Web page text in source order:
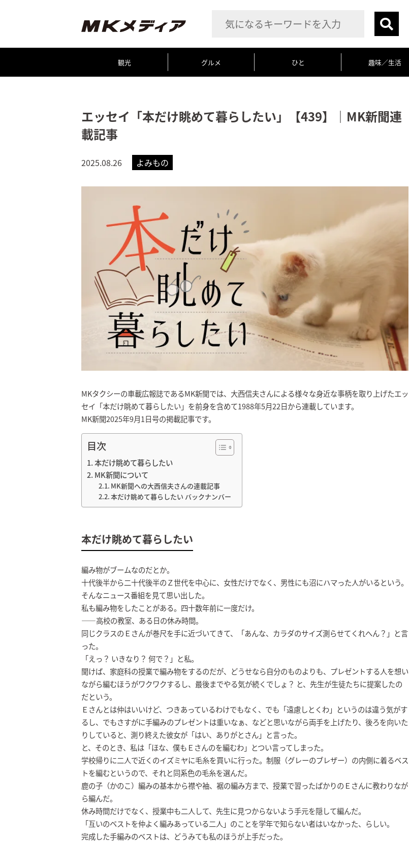
観光 グルメ ひと 趣味／生活
エッセイ「本だけ眺めて暮らしたい」【439】｜MK新聞連
載記事
2025.08.26 よみもの
MKタクシーの車載広報誌であるMK新聞では、大西信夫さんによる様々な身近な事柄を取り上げたエッ
セイ「本だけ眺めて暮らしたい」を前身を含めて1988年5月22日から連載しています。
MK新聞2025年9月1日号の掲載記事です。
目次
本だけ眺めて暮らしたい
MK新聞について
MK新聞への大西信夫さんの連載記事
本だけ眺めて暮らしたい バックナンバー
本だけ眺めて暮らしたい
編み物がブームなのだとか。
十代後半から二十代後半のＺ世代を中心に、女性だけでなく、男性にも沼にハマった人がいるという。
そんなニュース番組を見て思い出した。
私も編み物をしたことがある。四十数年前に一度だけ。
――高校の教室、ある日の休み時間。
同じクラスのＥさんが巻尺を手に近づいてきて、「あんな、カラダのサイズ測らせてくれへん？」と言
った。
「えっ？ いきなり？ 何で？」と私。
聞けば、家庭科の授業で編み物をするのだが、どうせなら自分のものよりも、プレゼントする人を想い
ながら編むほうがワクワクするし、最後までやる気が続くでしょ？ と、先生が生徒たちに提案したの
だという。
Ｅさんとは仲はいいけど、つきあっているわけでもなく、でも「遠慮しとくわ」というのは違う気がす
るし、でもさすがに手編みのプレゼントは重いなぁ、などと思いながら両手を上げたり、後ろを向いた
りしていると、測り終えた彼女が「はい、ありがとさん」と言った。
と、そのとき、私は「ほな、僕もＥさんのを編むわ」とつい言ってしまった。
学校帰りに二人で近くのイズミヤに毛糸を買いに行った。制服（グレーのブレザー）の内側に着るベス
トを編むというので、それと同系色の毛糸を選んだ。
鹿の子（かのこ）編みの基本から襟や袖、裾の編み方まで、授業で習ったばかりのＥさんに教わりなが
ら編んだ。
休み時間だけでなく、授業中も二人して、先生に見つからないよう手元を隠して編んだ。
「互いのベストを仲よく編みあっている二人」のことを学年で知らない者はいなかった、らしい。
完成した手編みのベストは、どうみても私のほうが上手だった。